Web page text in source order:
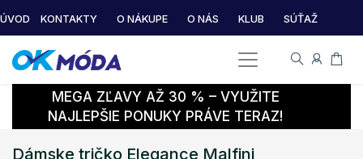
ÚVOD KONTAKTY O NÁKUPE O NÁS KLUB SÚŤAŽ
MEGA ZĽAVY AŽ 30 % – VYUŽITE
NAJLEPŠIE PONUKY PRÁVE TERAZ!
Dámske tričko Elegance Malfini